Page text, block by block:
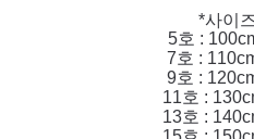
*사이
5호 :
7호 :
9호 :
11호 :
13호 :